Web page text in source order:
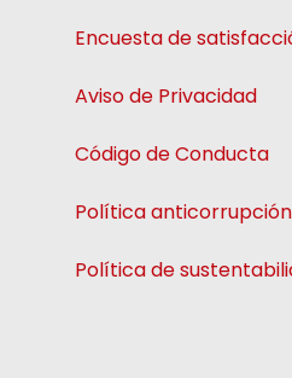
Encuesta de
Aviso de Privacidad
Código de Conducta
Política anticorrupción
Política de